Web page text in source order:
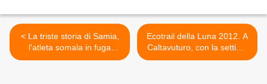
< La triste storia di Samia,
l'atleta somala in fuga
dall'integralismo, morta in
Ecotrail della Luna 2012. A
Caltavuturo, con la settima
prova del Circuito Ecotrail